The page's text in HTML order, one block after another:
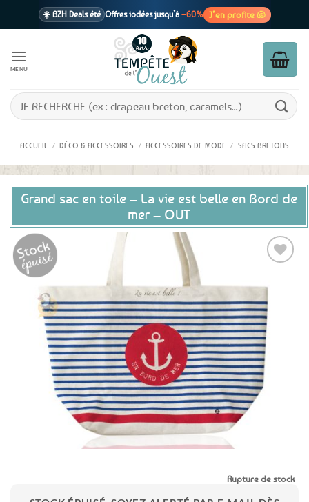
☀️ BZH Deals été Offres iodées jusqu’à –60% J’en profite 🐚
1 cadeau offertdès 39€ d’achats
En point relais dès 3,95€ seulement
MENU
Recherche
pour :
ACCUEIL / DÉCO & ACCESSOIRES / ACCESSOIRES DE MODE / SACS BRETONS
Grand sac en toile – La vie est belle en Bord de
mer – OUT
Ajouter
favoris
Rupture de stock